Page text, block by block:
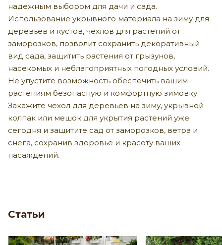
надежным выбором для дачи и сада.
Использование укрывного материала на зиму для
деревьев и кустов, чехлов для растений от
заморозков, позволит сохранить декоративный
вид сада, защитить растения от грызунов,
насекомых и неблагоприятных погодных условий.
Не упустите возможность обеспечить вашим
растениям безопасную и комфортную зимовку.
Закажите чехол для деревьев на зиму, укрывной
колпак или мешок для укрытия растений уже
сегодня и защитите сад от заморозков, ветра и
снега, сохранив здоровье и красоту ваших
насаждений.
Статьи